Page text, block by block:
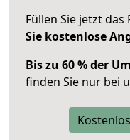
Füllen Sie jetzt
Sie kostenlose
Bis zu 60 % der
finden Sie nur bei